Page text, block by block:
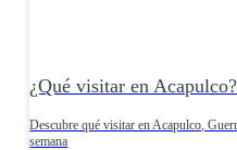
¿Qué visitar en
Descubre qué visitar en Acapulco,
semana